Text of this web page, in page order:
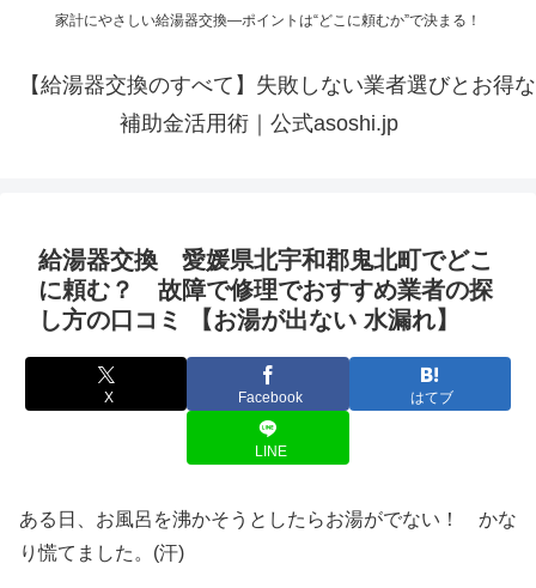
家計にやさしい給湯器交換—ポイントは“どこに頼むか”で決まる！
【給湯器交換のすべて】失敗しない業者選びとお得な
補助金活用術｜公式asoshi.jp
給湯器交換 愛媛県北宇和郡鬼北町でどこ
に頼む？ 故障で修理でおすすめ業者の探
し方の口コミ 【お湯が出ない 水漏れ】
X Facebook はてブ
LINE
ある日、お風呂を沸かそうとしたらお湯がでない！ かな
り慌てました。(汗)